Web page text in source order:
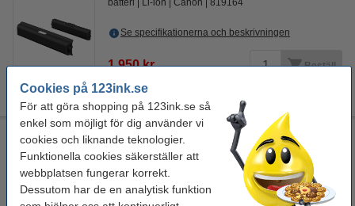
Cookies på 123ink.se
För att göra shopping på 123ink.se så
enkel som möjligt för dig använder vi
cookies och liknande teknologier.
Funktionella cookies säkerställer att
webbplatsen fungerar korrekt.
Dessutom har de en analytisk funktion
batteri Li-ion Canon 819164
Se specifikationerna och beskrivningen
1 950 kr Beställ
Canon SELPHY CP1500 mobil fotoskrivare med WiFi (svart)
Canon Termisk skriva ut SD-kort
Se specifikationerna och beskrivningen